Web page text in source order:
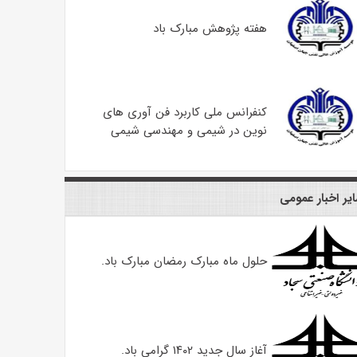
هفته پژوهش مبارک باد
کنفرانس ملی کاربرد فن آوری های
نوین در شیمی و مهندسی شیمی
اخبار عمومی
حلول ماه مبارک رمضان مبارک باد.
آغاز سال جدید ۱۴۰۲ گرامی باد.